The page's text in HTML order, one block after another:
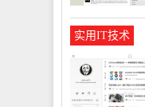
实用IT技术